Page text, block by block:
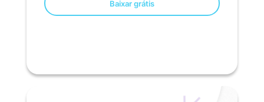
Baixar grátis